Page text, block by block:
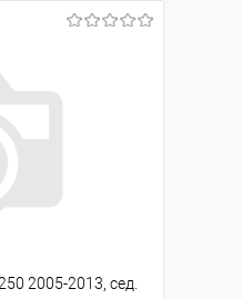
2005-2013, сед.